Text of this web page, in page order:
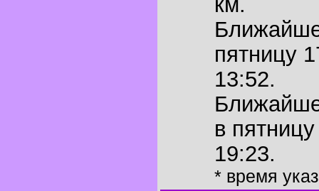
пятницу
13:52.
в
19:23.
* время